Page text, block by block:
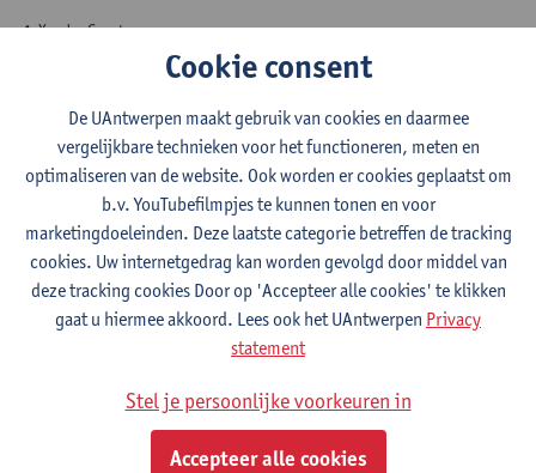
Onderwijs Xander
Geerts
Xander Geerts
2025-2026 2024-2025 2023-2024
Practicum Vennootschappen,
Bachelor in de rechten
Schakelprogramma rechten
Cookie consent
De UAntwerpen maakt gebruik van cookies en daarmee
vergelijkbare technieken voor het functioneren, meten en
optimaliseren van de website. Ook worden er cookies geplaatst om
b.v. YouTubefilmpjes te kunnen tonen en voor
marketingdoeleinden. Deze laatste categorie betreffen de tracking
cookies. Uw internetgedrag kan worden gevolgd door middel van
deze tracking cookies Door op 'Accepteer alle cookies' te klikken
gaat u hiermee akkoord. Lees ook het UAntwerpen Privacy
statement
Stel je persoonlijke voorkeuren in
Accepteer alle cookies